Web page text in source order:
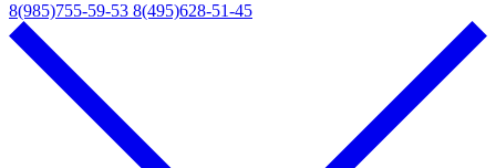
8(985)755-59-53 8(495)628-51-45